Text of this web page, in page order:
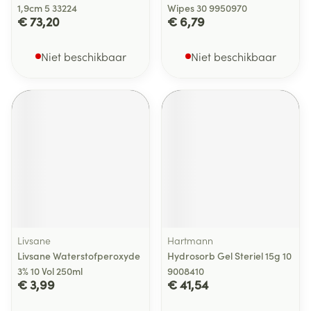
1,9cm 5 33224
€ 73,20
Niet beschikbaar
Wipes 30 9950970
€ 6,79
Niet beschikbaar
Livsane
Livsane Waterstofperoxyde
3% 10 Vol 250ml
€ 3,99
Hartmann
Hydrosorb Gel Steriel 15g 10
9008410
€ 41,54